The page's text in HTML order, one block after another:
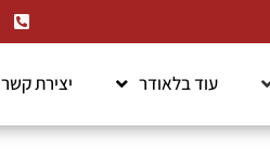
עוד בלאודר יצירת קשר